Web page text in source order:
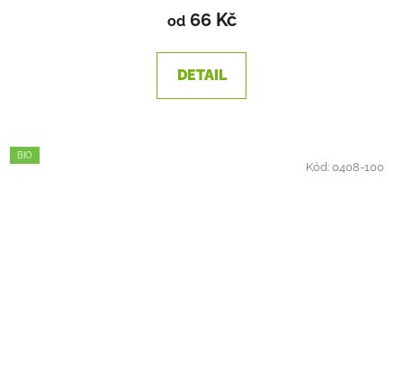
produktu
1,4
z
od66 Kč
DETAIL
BIO
Kód:0408-100